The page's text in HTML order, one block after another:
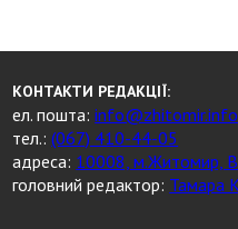
КОНТАКТИ РЕДАКЦІЇ:
ел. пошта:info@zhitomir.info
тел.:(067) 410-44-05
адреса: 10008, м.Житомир,
головний редактор: Тамара